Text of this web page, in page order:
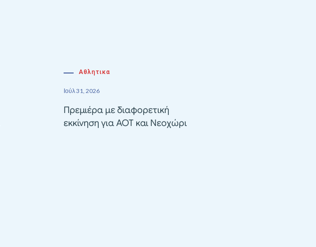
Αθλητικα
Ιούλ 31, 2026
Πρεμιέρα με διαφορετική
εκκίνηση για ΑΟΤ και Νεοχώρι